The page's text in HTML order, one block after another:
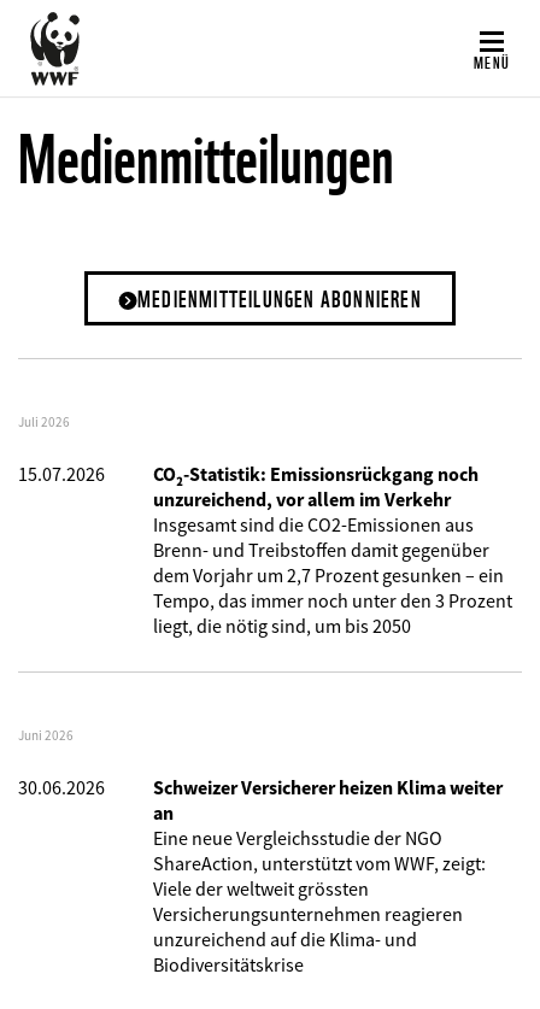
Direkt
zum
Inhalt
MENÜ
Medienmitteilungen
MEDIENMITTEILUNGEN ABONNIEREN
Juli 2026
15.07.2026
CO₂-Statistik: Emissionsrückgang noch
unzureichend, vor allem im Verkehr
Insgesamt sind die CO2-Emissionen aus
Brenn- und Treibstoffen damit gegenüber
dem Vorjahr um 2,7 Prozent gesunken – ein
Tempo, das immer noch unter den 3 Prozent
liegt, die nötig sind, um bis 2050
Juni 2026
30.06.2026
Schweizer Versicherer heizen Klima weiter
an
Eine neue Vergleichsstudie der NGO
ShareAction, unterstützt vom WWF, zeigt:
Viele der weltweit grössten
Versicherungsunternehmen reagieren
unzureichend auf die Klima- und
Biodiversitätskrise